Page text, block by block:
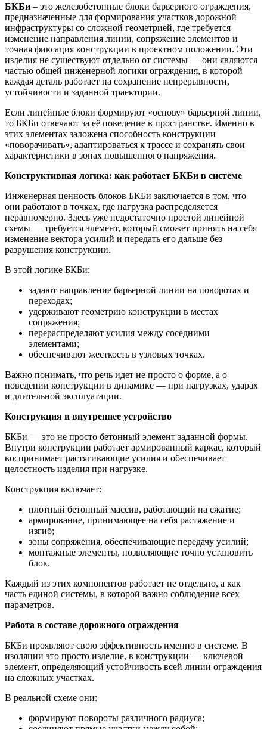
БКБи – это железобетонные блоки барьерного ограждения,
предназначенные для формирования участков дорожной
инфраструктуры со сложной геометрией, где требуется
изменение направления линии, сопряжение элементов и
точная фиксация конструкции в проектном положении. Эти
изделия не существуют отдельно от системы — они являются
частью общей инженерной логики ограждения, в которой
каждая деталь работает на сохранение непрерывности,
устойчивости и заданной траектории.
Если линейные блоки формируют «основу» барьерной линии,
то БКБи отвечают за её поведение в пространстве. Именно в
этих элементах заложена способность конструкции
«поворачивать», адаптироваться к трассе и сохранять свои
характеристики в зонах повышенного напряжения.
Конструктивная логика: как работает БКБи в системе
Инженерная ценность блоков БКБи заключается в том, что
они работают в точках, где нагрузка распределяется
неравномерно. Здесь уже недостаточно простой линейной
схемы — требуется элемент, который сможет принять на себя
изменение вектора усилий и передать его дальше без
разрушения конструкции.
В этой логике БКБи:
задают направление барьерной линии на поворотах и
переходах;
удерживают геометрию конструкции в местах
сопряжения;
перераспределяют усилия между соседними
элементами;
обеспечивают жесткость в узловых точках.
Важно понимать, что речь идет не просто о форме, а о
поведении конструкции в динамике — при нагрузках, ударах
и длительной эксплуатации.
Конструкция и внутреннее устройство
БКБи — это не просто бетонный элемент заданной формы.
Внутри конструкции работает армированный каркас, который
воспринимает растягивающие усилия и обеспечивает
целостность изделия при нагрузке.
Конструкция включает:
плотный бетонный массив, работающий на сжатие;
армирование, принимающее на себя растяжение и
изгиб;
зоны сопряжения, обеспечивающие передачу усилий;
монтажные элементы, позволяющие точно установить
блок.
Каждый из этих компонентов работает не отдельно, а как
часть единой системы, в которой важно соблюдение всех
параметров.
Работа в составе дорожного ограждения
БКБи проявляют свою эффективность именно в системе. В
изоляции это просто изделие, в конструкции — ключевой
элемент, определяющий устойчивость всей линии ограждения
на сложных участках.
В реальной схеме они:
формируют повороты различного радиуса;